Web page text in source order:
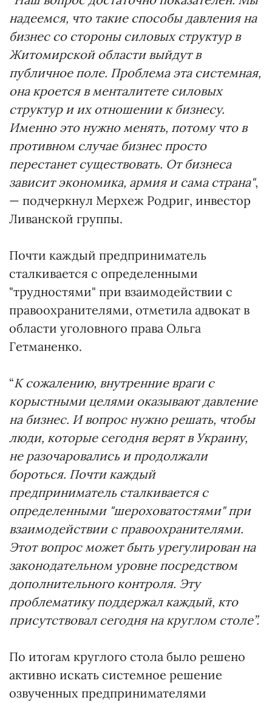
надеемся, что такие способы давления на
бизнес со стороны силовых структур в
Житомирской области выйдут в
публичное поле. Проблема эта системная,
она кроется в менталитете силовых
структур и их отношении к бизнесу.
Именно это нужно менять, потому что в
противном случае бизнес просто
перестанет существовать. От бизнеса
зависит экономика, армия и сама страна",
— подчеркнул Мерхеж Родриг, инвестор
Ливанской группы.
Почти каждый предприниматель
сталкивается с определенными
"трудностями" при взаимодействии с
правоохранителями, отметила адвокат в
области уголовного права Ольга
Гетманенко.
“К сожалению, внутренние враги с
корыстными целями оказывают давление
на бизнес. И вопрос нужно решать, чтобы
люди, которые сегодня верят в Украину,
не разочаровались и продолжали
бороться. Почти каждый
предприниматель сталкивается с
определенными "шероховатостями" при
взаимодействии с правоохранителями.
Этот вопрос может быть урегулирован на
законодательном уровне посредством
дополнительного контроля. Эту
проблематику поддержал каждый, кто
присутствовал сегодня на круглом столе”.
По итогам круглого стола было решено
активно искать системное решение
озвученных предпринимателями